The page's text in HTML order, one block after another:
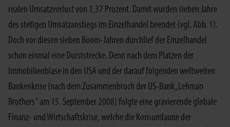
realen Umsatzverlust von 1,37 Prozent. Damit wurden sieben Jahre
des stetigen Umsatzanstiegs im Einzelhandel beendet (vgl. Abb. 1).
Doch vor diesen sieben Boom-Jahren durchlief der Einzelhandel
schon einmal eine Durststrecke. Denn nach dem Platzen der
Immobilienblase in den USA und der darauf folgenden weltweiten
Bankenkrise (nach dem Zusammenbruch der US-Bank „Lehman
Brothers“ am 15. September 2008) folgte eine gravierende globale
Finanz- und Wirtschaftskrise, welche die Konsumlaune der